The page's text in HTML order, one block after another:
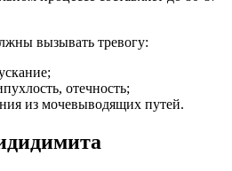
вызывать тревогу:
отечность;
из мочевыводящих путей.